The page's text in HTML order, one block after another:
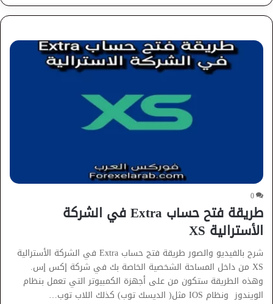
0
طريقة فتح حساب Extra في الشركة
الأسترالية XS
شرح بالفيديو والصور طريقة فتح حساب Extra في الشركة الأسترالية
XS من داخل المساحة الشخصية الخاصة بك في شركة إكس إس.
وهذه الطريقة ستكون من على أجهزة الكمبيوتر التي تعمل بنظام
الويندوز ونظام IOS مثل( الديسك توب) كذلك اللاب توب…